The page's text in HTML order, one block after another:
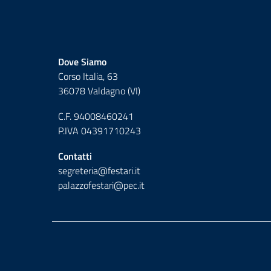
Dove Siamo
Corso Italia, 63
36078 Valdagno (VI)
C.F. 94008460241
P.IVA 04391710243
Contatti
segreteria@festari.it
palazzofestari@pec.it